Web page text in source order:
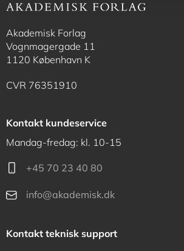
Akademisk Forlag
Vognmagergade 11
1120 København K
CVR 76351910
Kontakt kundeservice
Mandag-fredag: kl. 10-15
+45 70 23 40 80
info@akademisk.dk
Kontakt teknisk support